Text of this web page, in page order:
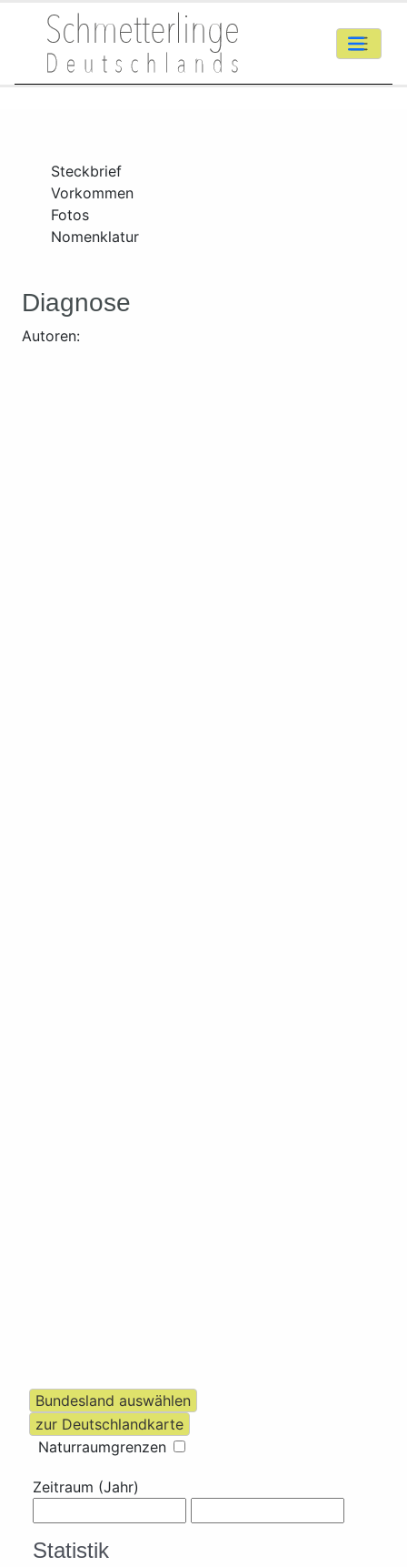
Steckbrief
Vorkommen
Fotos
Nomenklatur
Diagnose
Autoren:
Naturraumgrenzen
Zeitraum (Jahr)
Statistik